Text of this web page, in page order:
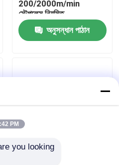
200/2000m/min
স্টেপলেস নিয়মিত
অনুসন্ধান পাঠান
PM
you looking